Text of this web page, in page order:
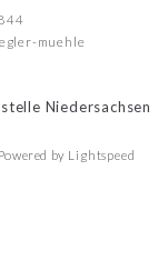
muehle
by Lightspeed